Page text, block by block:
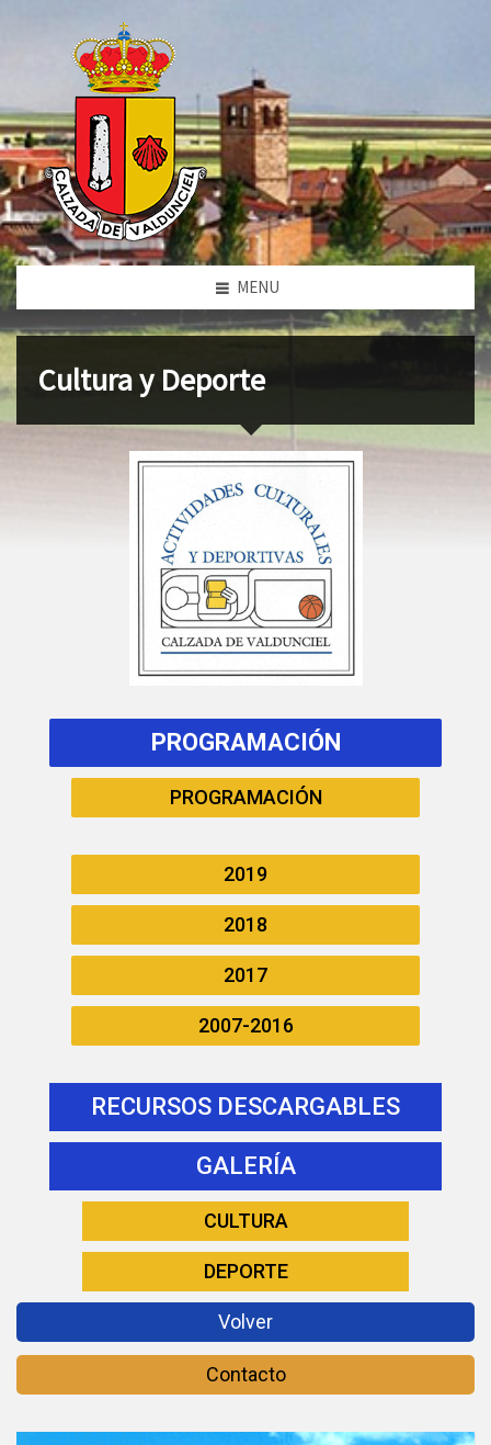
MENU
Cultura y Deporte
PROGRAMACIÓN
PROGRAMACIÓN
2019
2018
2017
2007-2016
RECURSOS DESCARGABLES
GALERÍA
CULTURA
DEPORTE
Volver
Contacto